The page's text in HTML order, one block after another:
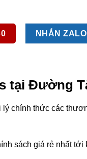
NHẮN
tại Đường
lý chính thức các
sách giá rẻ nhất tới